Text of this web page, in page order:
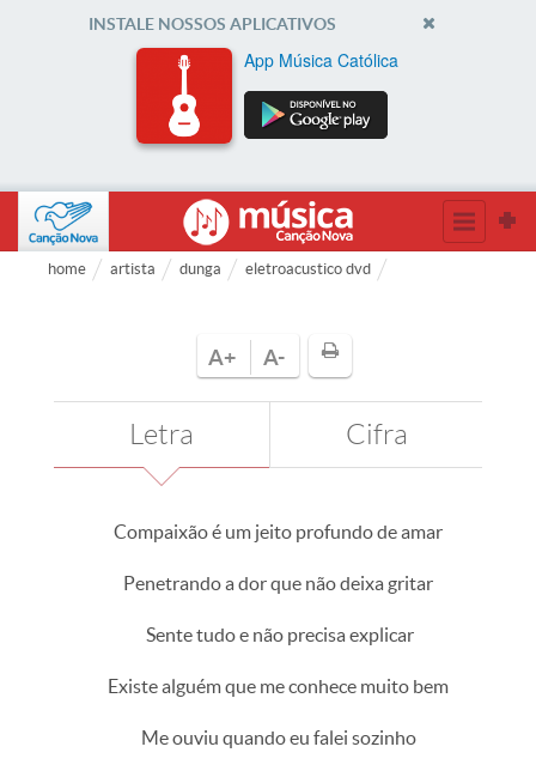
INSTALE NOSSOS APLICATIVOS
App Música Católica
home artista dunga eletroacustico dvd
A+ A-
Letra Cifra
Compaixão é um jeito profundo de amar
Penetrando a dor que não deixa gritar
Sente tudo e não precisa explicar
Existe alguém que me conhece muito bem
Me ouviu quando eu falei sozinho